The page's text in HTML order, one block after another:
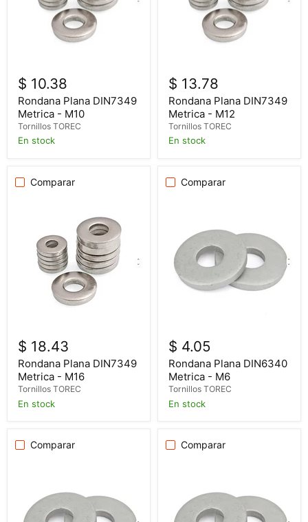
$ 10.38
Rondana Plana DIN7349
Metrica - M10
Tornillos TOREC
En stock
$ 13.78
Rondana Plana DIN7349
Metrica - M12
Tornillos TOREC
En stock
Comparar
$ 18.43
Rondana Plana DIN7349
Metrica - M16
Tornillos TOREC
En stock
Comparar
$ 4.05
Rondana Plana DIN6340
Metrica - M6
Tornillos TOREC
En stock
Comparar Comparar